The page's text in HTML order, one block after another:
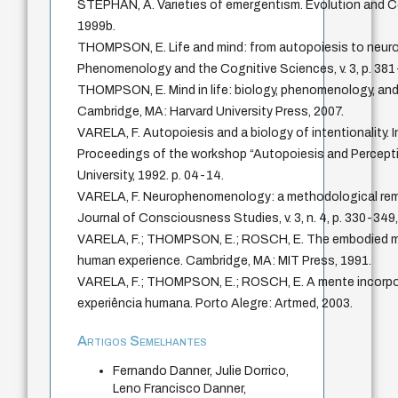
STEPHAN, A. Varieties of emergentism. Evolution and
1999b.
THOMPSON, E. Life and mind: from autopoiesis to
Phenomenology and the Cognitive Sciences, v. 3, p.
THOMPSON, E. Mind in life: biology, phenomenology,
Cambridge, MA: Harvard University Press, 2007.
VARELA, F. Autopoiesis and a biology of intentionality.
Proceedings of the workshop “Autopoiesis and
University, 1992. p. 04-14.
VARELA, F. Neurophenomenology: a methodological
Journal of Consciousness Studies, v. 3, n. 4, p. 330-
VARELA, F.; THOMPSON, E.; ROSCH, E. The
human experience. Cambridge, MA: MIT Press, 1991.
VARELA, F.; THOMPSON, E.; ROSCH, E. A mente
experiência humana. Porto Alegre: Artmed, 2003.
Artigos Semelhantes
Fernando Danner, Julie Dorrico,
Leno Francisco Danner,